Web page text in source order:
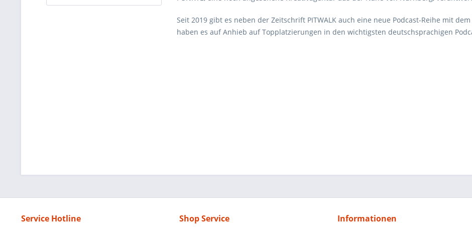
Seit 2019 gibt es neben der Zeitschrift PITWALK auch eine neue Podcast-Reihe mit
haben es auf Anhieb auf Topplatzierungen in den wichtigsten deutschsprachigen
Service Hotline Shop Service Informationen